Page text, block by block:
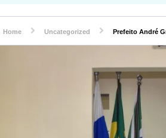
Home Uncategorized Prefeito André